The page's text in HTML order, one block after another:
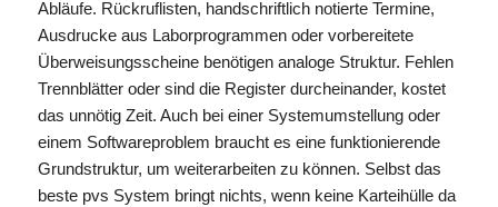
Abläufe. Rückruflisten, handschriftlich notierte Termine,
Ausdrucke aus Laborprogrammen oder vorbereitete
Überweisungsscheine benötigen analoge Struktur. Fehlen
Trennblätter oder sind die Register durcheinander, kostet
das unnötig Zeit. Auch bei einer Systemumstellung oder
einem Softwareproblem braucht es eine funktionierende
Grundstruktur, um weiterarbeiten zu können. Selbst das
beste pvs System bringt nichts, wenn keine Karteihülle da